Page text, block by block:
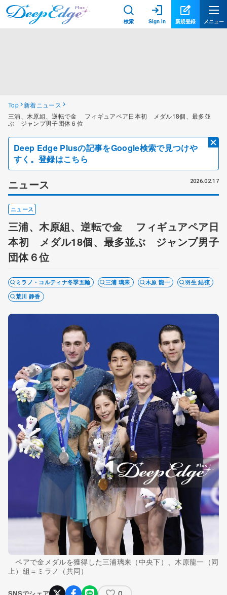
検索 Sign in 新規登録 メニュー
Top 新着ニュース
三浦、木原組、逆転で金 フィギュアペア日本初 メダル18個、最多並
ぶ ジャンプ男子団体６位
Deep Edge Plusの記事をGoogle検索で見つけや
すく。登録はこちら
ニュース 2026.02.17
ニュース
三浦、木原組、逆転で金 フィギュアペア日
本初 メダル18個、最多並ぶ ジャンプ男子
団体６位
ミラノ・コルティナ冬季五輪 三浦 璃来 木原 龍一
羽生 結弦
荒川 静香
ペアで金メダルを獲得した三浦璃来（中央下）、木原龍一（同
上）組＝ミラノ（共同）
SNSでシェア